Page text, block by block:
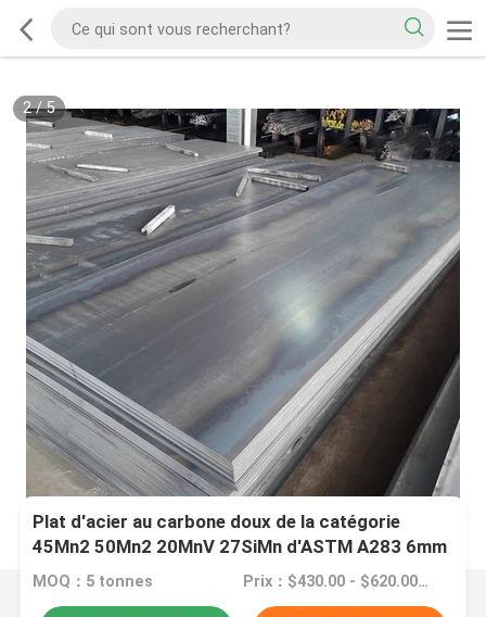
2/5
Plat d'acier au carbone doux de la catégorie
45Mn2 50Mn2 20MnV 27SiMn d'ASTM A283 6mm
MOQ：5 tonnes Prix：$430.00 - $620.00/Tons